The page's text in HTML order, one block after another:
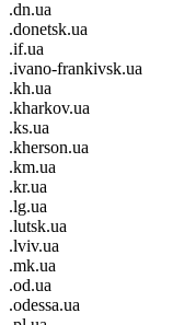
.dn.ua
.donetsk.ua
.if.ua
.ivano-frankivsk.ua
.kh.ua
.kharkov.ua
.ks.ua
.kherson.ua
.km.ua
.kr.ua
.lg.ua
.lutsk.ua
.lviv.ua
.mk.ua
.od.ua
.odessa.ua